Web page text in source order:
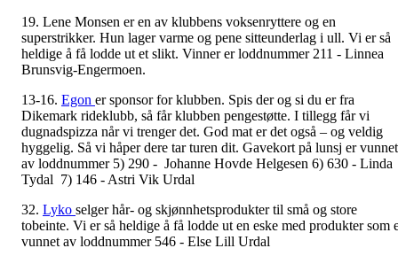
19. Lene Monsen er en av klubbens voksenryttere og en
superstrikker. Hun lager varme og pene sitteunderlag i ull. Vi er så
heldige å få lodde ut et slikt. Vinner er loddnummer 211 - Linnea
Brunsvig-Engermoen.
13-16. Egon er sponsor for klubben. Spis der og si du er fra
Dikemark rideklubb, så får klubben pengestøtte. I tillegg får vi
dugnadspizza når vi trenger det. God mat er det også – og veldig
hyggelig. Så vi håper dere tar turen dit. Gavekort på lunsj er vunnet
av loddnummer 5) 290 - Johanne Hovde Helgesen 6) 630 - Linda
Tydal 7) 146 - Astri Vik Urdal
32. Lyko selger hår- og skjønnhetsprodukter til små og store
tobeinte. Vi er så heldige å få lodde ut en eske med produkter som
vunnet av loddnummer 546 - Else Lill Urdal